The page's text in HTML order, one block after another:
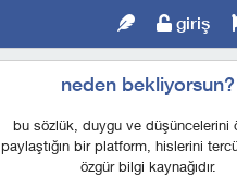
giriş
neden bekliyorsun?
bu sözlük, duygu ve düşüncelerini
paylaştığın bir platform, hislerini
özgür bilgi kaynağıdır.